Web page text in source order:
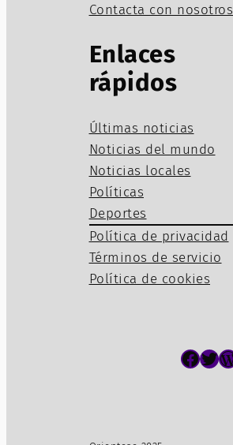
Contacta con nosotros
Enlaces
rápidos
Últimas noticias
Noticias del mundo
Noticias locales
Políticas
Deportes
Política de privacidad
Términos de servicio
Política de cookies
Facebook Twitter WordPress